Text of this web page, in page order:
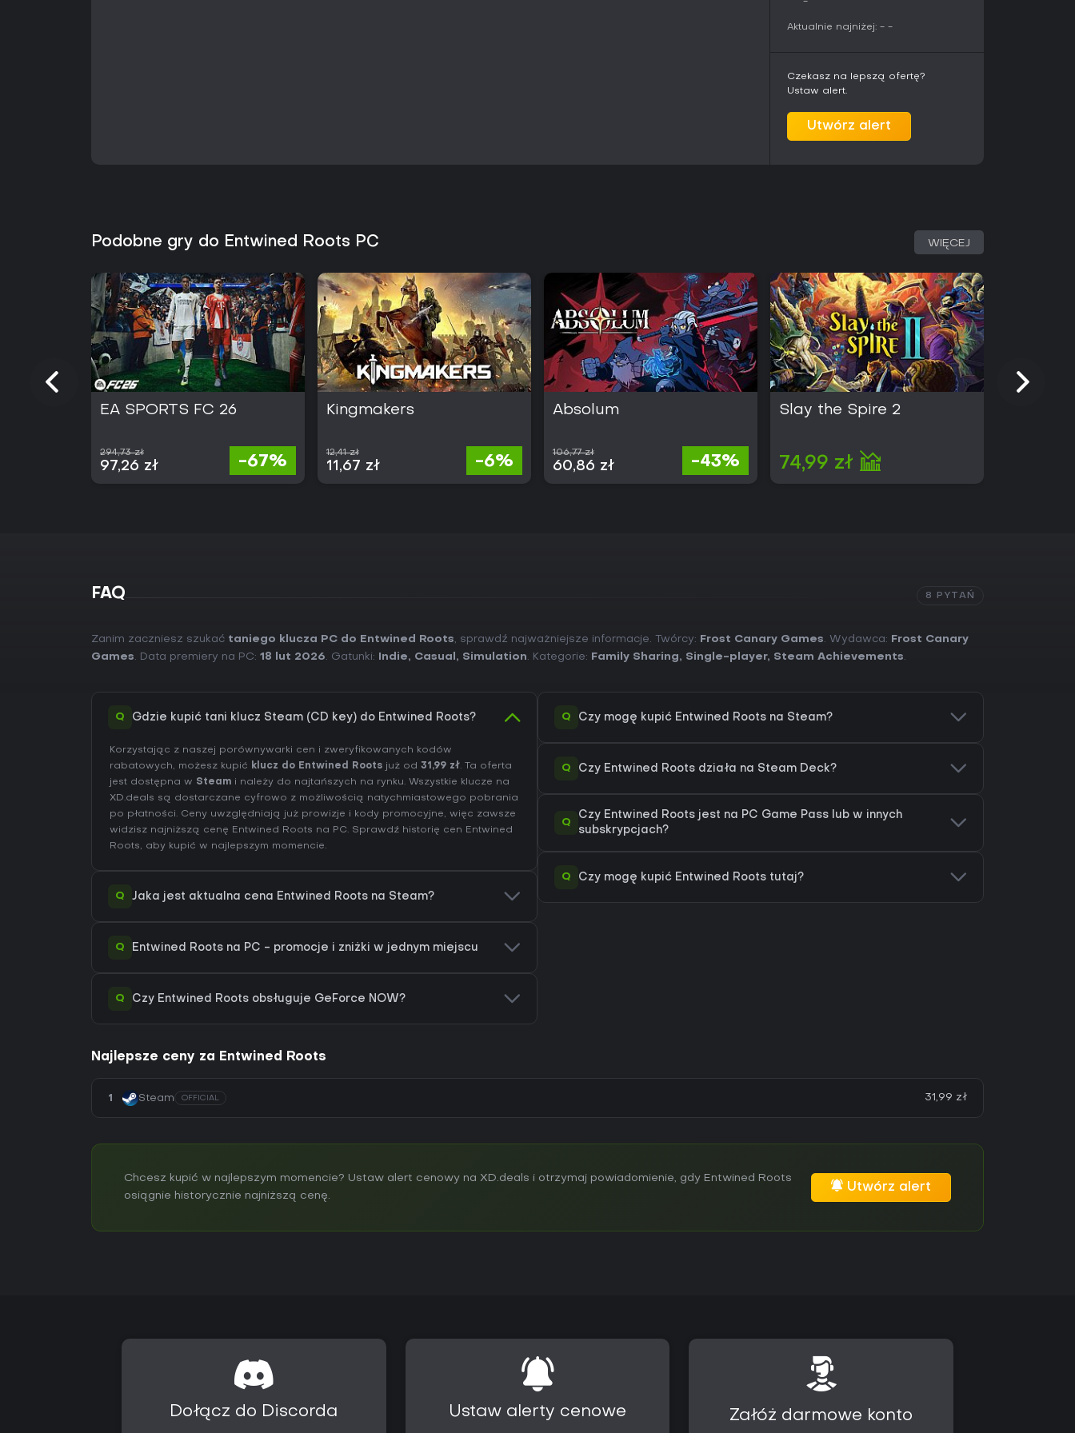
złożone wieże, może wydać się zbyt uproszczona. Ogółem wyróżnia się jako
Aktualnie najniżej: - -
Czekasz na lepszą ofertę?
Ustaw alert.
Utwórz alert
Podobne gry do Entwined Roots PC WIĘCEJ
EA SPORTS FC 26
294,73 zł
97,26 zł -67%
Kingmakers
12,41 zł
11,67 zł -6%
Absolum
106,77 zł
60,86 zł -43%
Slay the Spire 2
74,99 zł
FAQ 8 PYTAŃ
Zanim zaczniesz szukać taniego klucza PC do Entwined Roots, sprawdź najważniejsze informacje. Twórcy: Frost Canary Games. Wydawca:
Frost Canary
Games. Data premiery na PC: 18 lut 2026. Gatunki: Indie, Casual , Simulation. Kategorie: Family Sharing, Single-player, Steam Achievements.
Q Gdzie kupić tani klucz Steam (CD key) do Entwined Roots?
Korzystając z naszej porównywarki cen i zweryfikowanych kodów
rabatowych, możesz kupić klucz do Entwined Roots już od 31,99 zł. Ta oferta
jest dostępna w Steam i należy do najtańszych na rynku. Wszystkie klucze na
XD.deals są dostarczane cyfrowo z możliwością natychmiastowego pobrania
po płatności. Ceny uwzględniają już prowizje i kody promocyjne, więc zawsze
widzisz najniższą cenę Entwined Roots na PC. Sprawdź historię cen Entwined
Roots, aby kupić w najlepszym momencie.
Q Jaka jest aktualna cena Entwined Roots na Steam?
Q Entwined Roots na PC - promocje i zniżki w jednym miejscu
Q Czy Entwined Roots obsługuje GeForce NOW?
Q Czy mogę kupić Entwined Roots na Steam?
Q Czy Entwined Roots działa na Steam Deck?
Q
Czy Entwined Roots jest na PC Game Pass lub w innych
subskrypcjach?
Q Czy mogę kupić Entwined Roots tutaj?
Najlepsze ceny za Entwined Roots
1 Steam OFFICIAL 31,99 zł
Chcesz kupić w najlepszym momencie? Ustaw alert cenowy na XD.deals i otrzymaj powiadomienie, gdy Entwined Roots
osiągnie historycznie najniższą cenę.
Utwórz alert
Dołącz do Discorda Ustaw alerty cenowe Załóż darmowe konto